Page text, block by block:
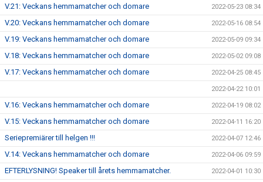
V.21: Veckans hemmamatcher och domare 2022-05-23 08:34
V.20: Veckans hemmamatcher och domare 2022-05-16 08:54
V.19: Veckans hemmamatcher och domare 2022-05-09 09:34
V.18: Veckans hemmamatcher och domare 2022-05-02 09:08
V.17: Veckans hemmamatcher och domare 2022-04-25 08:45
2022-04-22 10:01
V.16: Veckans hemmamatcher och domare 2022-04-19 08:02
V.15: Veckans hemmamatcher och domare 2022-04-11 16:20
Seriepremiärer till helgen !!! 2022-04-07 12:46
V.14: Veckans hemmamatcher och domare 2022-04-06 09:59
EFTERLYSNING! Speaker till årets hemmamatcher. 2022-04-01 10:30